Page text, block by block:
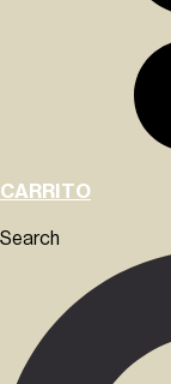
CARRITO
Search